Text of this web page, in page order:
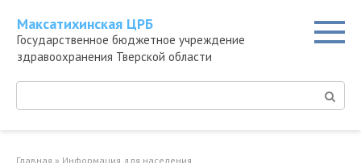
контенту
Максатихинская ЦРБ
Государственное бюджетное учреждение
здравоохранения Тверской области
Поиск:
Главная » Информация для населения